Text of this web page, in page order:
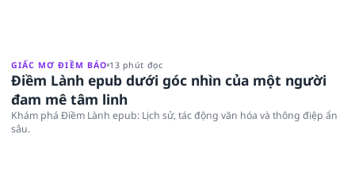
GIẤC MƠ ĐIỀM BÁO 13 phút đọc
Điềm Lành epub dưới góc nhìn của một người
đam mê tâm linh
Khám phá Điềm Lành epub: Lịch sử, tác động văn hóa và thông điệp ẩn
sâu.